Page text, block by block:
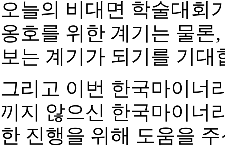
오늘의 비대면 학술대회
옹호를 위한 계기는 물론
보는 계기가 되기를 기대
그리고 이번 한국마이너
끼지 않으신 한국마이너
한 진행을 위해 도움을